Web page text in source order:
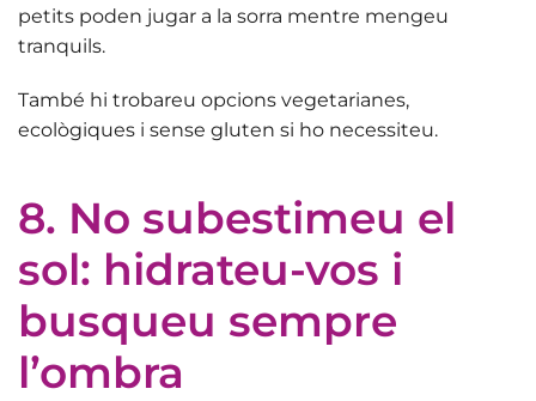
petits poden jugar a la sorra mentre mengeu
tranquils.
També hi trobareu opcions vegetarianes,
ecològiques i sense gluten si ho necessiteu.
8. No subestimeu el
sol: hidrateu-vos i
busqueu sempre
l’ombra